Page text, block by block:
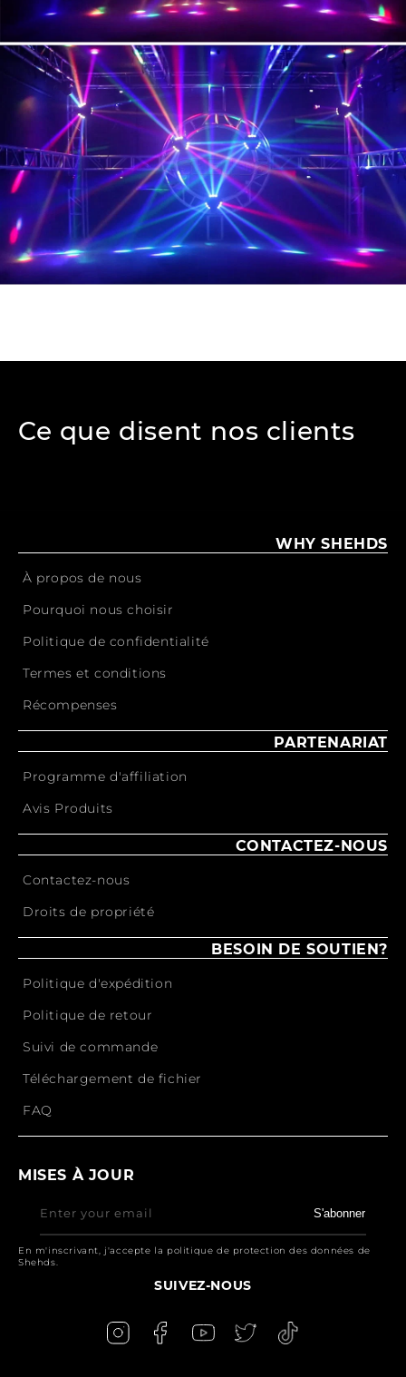
Ce que disent nos clients
WHY SHEHDS
À propos de nous
Pourquoi nous choisir
Politique de confidentialité
Termes et conditions
Récompenses
PARTENARIAT
Programme d'affiliation
Avis Produits
CONTACTEZ-NOUS
Contactez-nous
Droits de propriété
BESOIN DE SOUTIEN?
Politique d'expédition
Politique de retour
Suivi de commande
Téléchargement de fichier
FAQ
MISES À JOUR
Enter your email S'abonner
En m'inscrivant, j'accepte la politique de protection des données de
Shehds.
SUIVEZ-NOUS